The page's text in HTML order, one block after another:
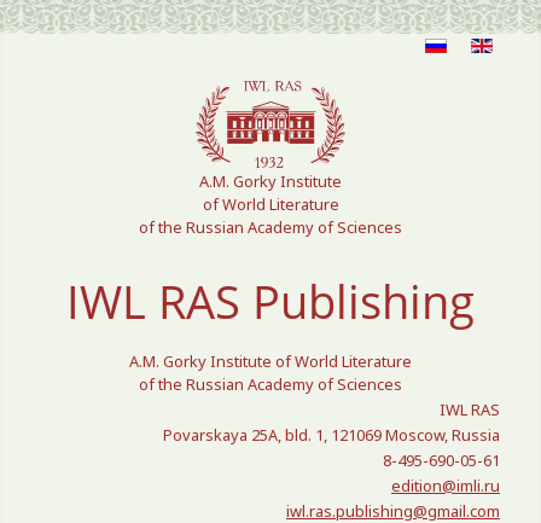
Select your language
A.M. Gorky Institute
of World Literature
of the Russian Academy of Sciences
IWL RAS Publishing
A.M. Gorky Institute of World Literature
of the Russian Academy of Sciences
IWL RAS
Povarskaya 25A, bld. 1, 121069 Moscow, Russia
8-495-690-05-61
edition@imli.ru
iwl.ras.publishing@gmail.com